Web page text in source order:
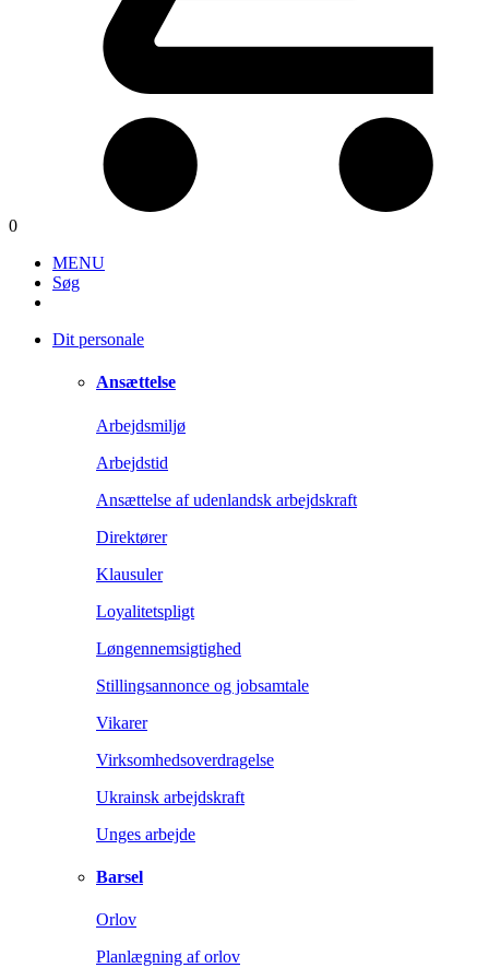
0
MENU
Søg
Dit personale
Ansættelse
Arbejdsmiljø
Arbejdstid
Ansættelse af udenlandsk arbejdskraft
Direktører
Klausuler
Loyalitetspligt
Løngennemsigtighed
Stillingsannonce og jobsamtale
Vikarer
Virksomhedsoverdragelse
Ukrainsk arbejdskraft
Unges arbejde
Barsel
Orlov
Planlægning af orlov